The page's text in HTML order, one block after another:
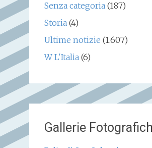
Senza categoria(187)
Storia(4)
Ultime notizie (1.607)
W L'Italia(6)
Gallerie